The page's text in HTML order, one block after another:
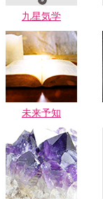
九星気学
未来予知